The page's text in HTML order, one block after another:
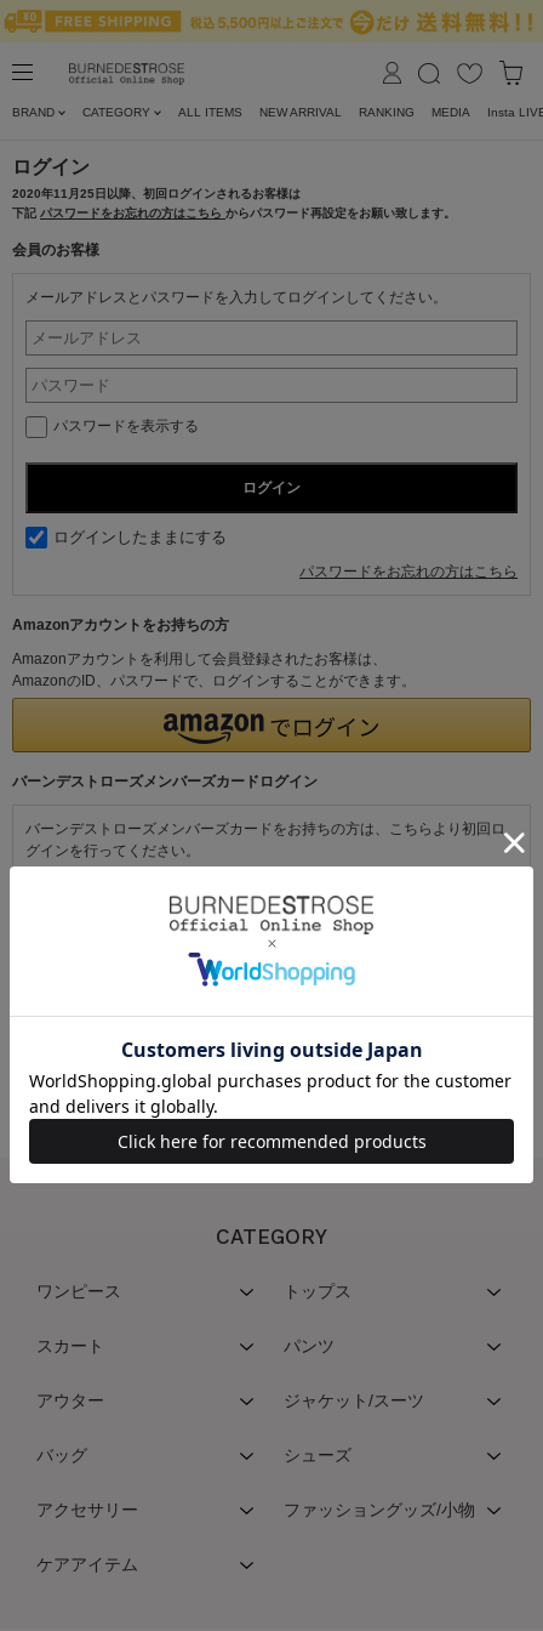
BRAND CATEGORY ALL ITEMS NEW ARRIVAL RANKING MEDIA Insta
ログイン
2020年11月25日以降、初回ログインされるお客様は
下記 パスワードをお忘れの方はこちら からパスワード再設定をお願い致します。
会員のお客様
メールアドレスとパスワードを入力してログインしてください。
パスワードを表示する
ログインしたままにする
パスワードをお忘れの方はこちら
Amazonアカウントをお持ちの方
Amazonアカウントを利用して会員登録されたお客様は、
AmazonのID、パスワードで、ログインすることができます。
バーンデストローズメンバーズカードログイン
バーンデストローズメンバーズカードをお持ちの方は、こちらより初回ロ
グインを行ってください。
初めてご利用の方・会員以外の方
初めてご利用のお客様は、こちらから会員登録を行ってください。
うになります。
CATEGORY
ワンピース トップス
スカート パンツ
アウター ジャケット/スーツ
バッグ シューズ
アクセサリー ファッショングッズ/小物
ケアアイテム